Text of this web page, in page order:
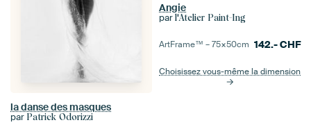
la danse des masques
par Patrick Odorizzi
Angie
par l'Atelier Paint-Ing
ArtFrame™ –75×50cm 142.-CHF
Choisissez vous-même la dimension